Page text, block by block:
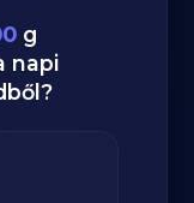
g
napi